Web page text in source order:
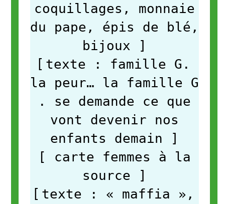
coquillages, monnaie
du pape, épis de blé,
bijoux
]
[ texte : famille G.
la peur… la famille G
. se demande ce que
vont devenir nos
enfants demain
]
[ carte femmes à la
source
]
[ texte : « maffia »,